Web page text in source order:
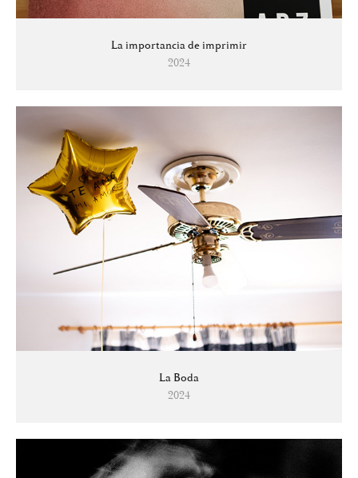
La importancia de imprimir
2024
La Boda
2024